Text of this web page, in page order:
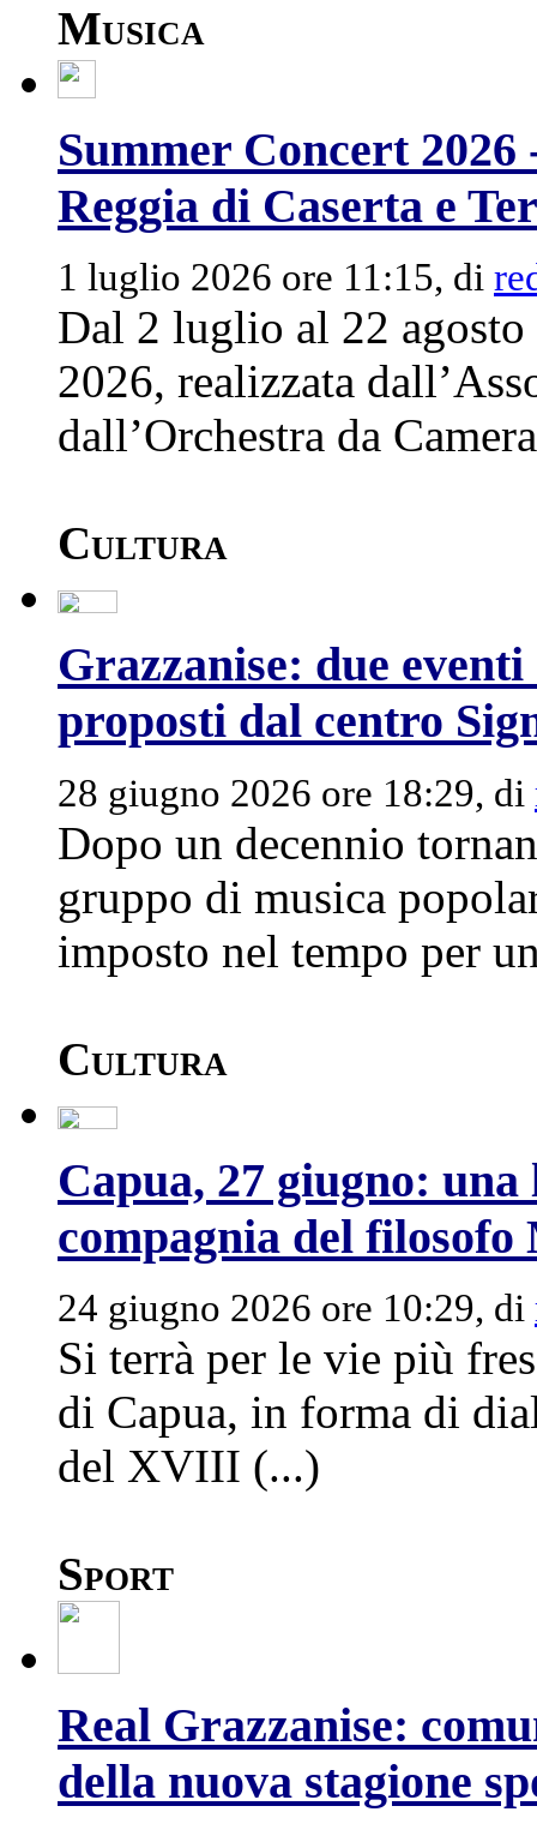
Musica
Summer Concert
Reggia di Caserta e
1 luglio 2026 ore 11:15, di
Dal 2 luglio al 22 agosto
2026, realizzata
dall’Orchestra da
Cultura
Grazzanise: due
proposti dal centro
28 giugno 2026 ore 18:29, di
Dopo un decennio
gruppo di musica
imposto nel tempo per
Cultura
Capua, 27 giugno: una
compagnia del filosofo
24 giugno 2026 ore 10:29, di
Si terrà per le vie più
di Capua, in forma di
del XVIII (...)
Sport
Real Grazzanise:
della nuova stagione